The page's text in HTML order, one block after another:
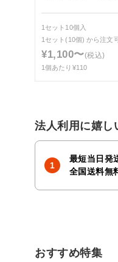
1セット10個入
1セット(10個)から注文
¥1,100〜(税込)
1個あたり¥110
法人利用に嬉し
最短当日発
全国送料無
おすすめ特集